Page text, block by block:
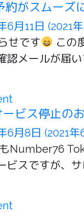
がスムーズ
6月11日 (2021
せです
この
認メールが届
ビス停止の
6月8日 (2021年
Number76
ビスですが、